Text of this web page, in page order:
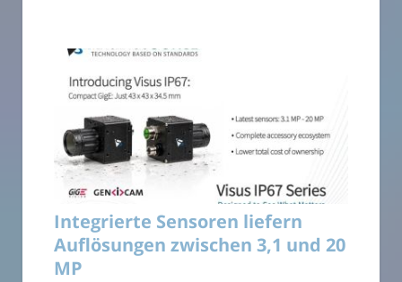
Integrierte Sensoren liefern
Auflösungen zwischen 3,1 und 20
MP